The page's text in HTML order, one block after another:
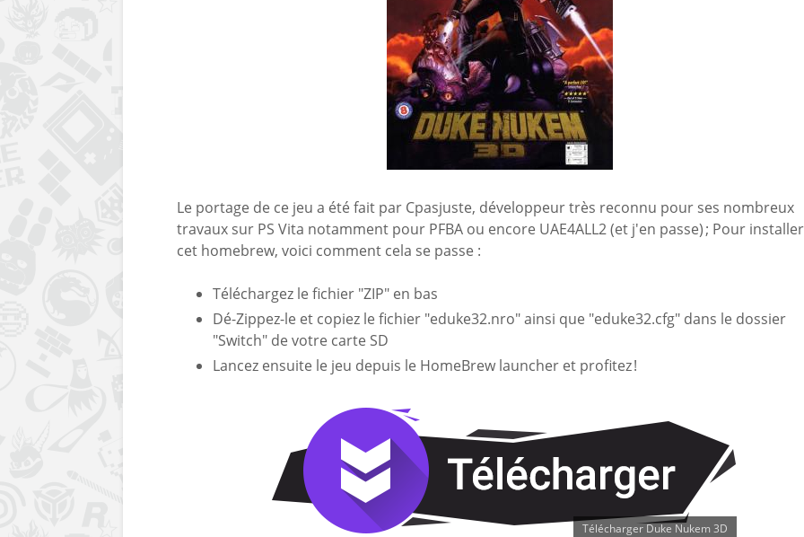
Le portage de ce jeu a été fait par Cpasjuste, développeur très reconnu pour ses nombreux
travaux sur PS Vita notamment pour PFBA ou encore UAE4ALL2 (et j'en passe) ; Pour installer
cet homebrew, voici comment cela se passe :
Téléchargez le fichier "ZIP" en bas
Dé-Zippez-le et copiez le fichier "eduke32.nro" ainsi que "eduke32.cfg" dans le dossier
"Switch" de votre carte SD
Lancez ensuite le jeu depuis le HomeBrew launcher et profitez !
Télécharger Duke Nukem 3D